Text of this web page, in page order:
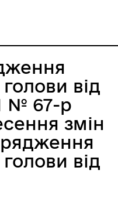
від
№ 67-р
змін
від